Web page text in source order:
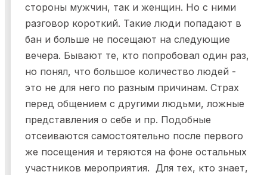
стороны мужчин, так и женщин. Но с ними
разговор короткий. Такие люди попадают в
бан и больше не посещают на следующие
вечера. Бывают те, кто попробовал один раз,
но понял, что большое количество людей -
это не для него по разным причинам. Страх
перед общением с другими людьми, ложные
представления о себе и пр. Подобные
отсеиваются самостоятельно после первого
же посещения и теряются на фоне остальных
участников мероприятия. Для тех, кто знает,